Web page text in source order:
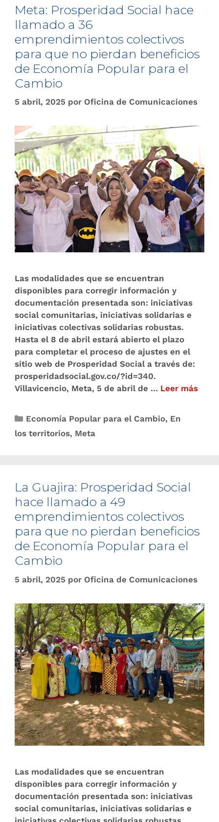
Meta: Prosperidad Social hace
llamado a 36
emprendimientos colectivos
para que no pierdan beneficios
de Economía Popular para el
Cambio
5 abril, 2025 por Oficina de Comunicaciones
Las modalidades que se encuentran
disponibles para corregir información y
documentación presentada son: iniciativas
social comunitarias, iniciativas solidarias e
iniciativas colectivas solidarias robustas.
Hasta el 8 de abril estará abierto el plazo
para completar el proceso de ajustes en el
sitio web de Prosperidad Social a través de:
prosperidadsocial.gov.co/?id=340.
Villavicencio, Meta, 5 de abril de … Leer más
Economía Popular para el Cambio, En
los territorios, Meta
La Guajira: Prosperidad Social
hace llamado a 49
emprendimientos colectivos
para que no pierdan beneficios
de Economía Popular para el
Cambio
5 abril, 2025 por Oficina de Comunicaciones
Las modalidades que se encuentran
disponibles para corregir información y
documentación presentada son: iniciativas
social comunitarias, iniciativas solidarias e